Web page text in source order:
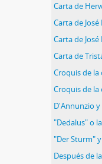
Carta de
Carta de
Carta de
Carta de
Croquis de la
"Dedalus" o